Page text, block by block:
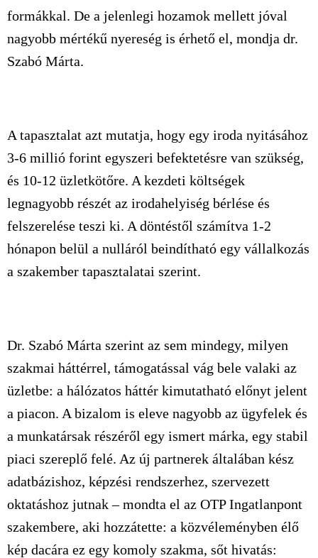
formákkal. De a jelenlegi hozamok mellett jóval
nagyobb mértékű nyereség is érhető el, mondja dr.
Szabó Márta.
A tapasztalat azt mutatja, hogy egy iroda nyitásához
3-6 millió forint egyszeri befektetésre van szükség,
és 10-12 üzletkötőre. A kezdeti költségek
legnagyobb részét az irodahelyiség bérlése és
felszerelése teszi ki. A döntéstől számítva 1-2
hónapon belül a nulláról beindítható egy vállalkozás
a szakember tapasztalatai szerint.
Dr. Szabó Márta szerint az sem mindegy, milyen
szakmai háttérrel, támogatással vág bele valaki az
üzletbe: a hálózatos háttér kimutatható előnyt jelent
a piacon. A bizalom is eleve nagyobb az ügyfelek és
a munkatársak részéről egy ismert márka, egy stabil
piaci szereplő felé. Az új partnerek általában kész
adatbázishoz, képzési rendszerhez, szervezett
oktatáshoz jutnak – mondta el az OTP Ingatlanpont
szakembere, aki hozzátette: a közvéleményben élő
kép dacára ez egy komoly szakma, sőt hivatás: